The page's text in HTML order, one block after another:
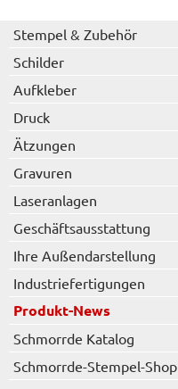
Stempel & Zubehör
Schilder
Aufkleber
Druck
Ätzungen
Gravuren
Laseranlagen
Geschäftsausstattung
Ihre Außendarstellung
Industriefertigungen
Produkt-News
Schmorrde Katalog
Schmorrde-Stempel-Shop